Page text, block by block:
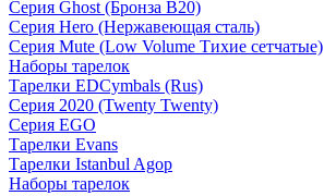
Серия Ghost (Бронза B20)
Серия Hero (Нержавеющая сталь)
Серия Mute (Low Volume Тихие сетчатые)
Наборы тарелок
Тарелки EDCymbals (Rus)
Серия 2020 (Twenty Twenty)
Серия EGO
Тарелки Evans
Тарелки Istanbul Agop
Наборы тарелок